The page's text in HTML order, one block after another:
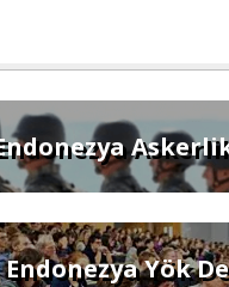
Endonezya Yök